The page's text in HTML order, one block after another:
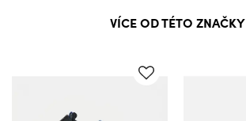
VÍCE OD TÉTO ZNAČKY